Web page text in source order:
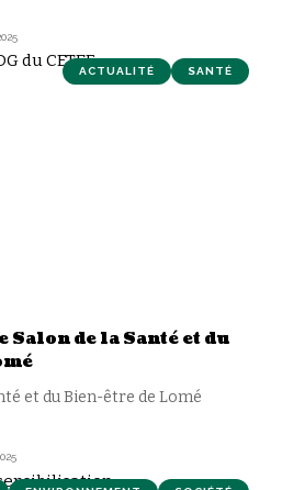
ACTUALITÉ SANTÉ
de la Santé et du
et du Bien-être de Lomé